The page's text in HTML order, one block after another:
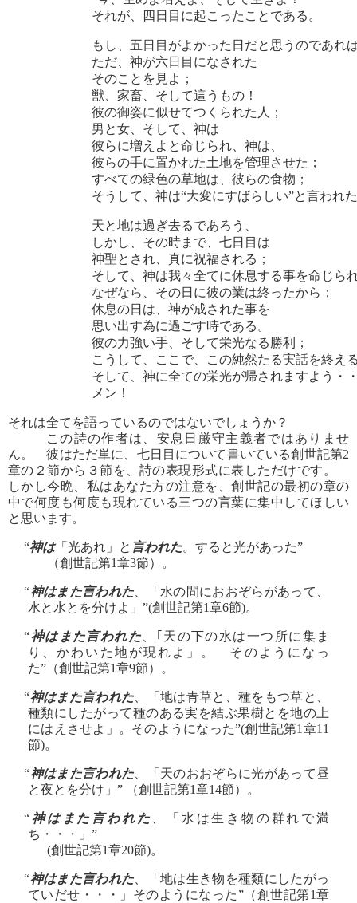
それが、四日目に起こったことである。
もし、五日目がよかった日だと思うのであれ
ただ、神が六日目になされた
そのことを見よ；
獣、家畜、そして這うもの！
彼の御姿に似せてつくられた人；
男と女、そして、神は
彼らに増えよと命じられ、神は、
彼らの手に置かれた土地を管理させた；
すべての緑色の草地は、彼らの食物；
そうして、神は“大変にすばらしい”と言われ
天と地は過ぎ去るであろう、
しかし、その時まで、七日目は
神聖とされ、真に祝福される；
そして、神は我々全てに休息する事を命じら
なぜなら、その日に彼の業は終ったから；
休息の日は、神が成された事を
思い出す為に過ごす時である。
彼の力強い手、そして栄光なる勝利；
こうして、ここで、この純然たる実話を終え
そして、神に全ての栄光が帰されますよう・
メン！
それは全てを語っているのではないでしょうか？
この詩の作者は、安息日厳守主義者ではありませ
ん。 彼はただ単に、七日目について書いている創世記第2
章の２節から３節を、詩の表現形式に表しただけです。
しかし今晩、私はあなた方の注意を、創世記の最初の章の
中で何度も何度も現れている三つの言葉に集中してほしい
と思います。
“神は「光あれ」と 言われた。すると光があった”
（創世記第1章3節）。
“神はまた言われた 、「水の間におおぞらがあって、
水と水とを分けよ」”(創世記第1章6節)。
“神はまた言われた 、｢天の下の水は一つ所に集ま
り、かわいた地が現れよ」。 そのようになっ
た”（創世記第1章9節）。
“神はまた言われた 、「地は青草と、種をもつ草と、
種類にしたがって種のある実を結ぶ果樹とを地の上
にはえさせよ」。そのようになった”(創世記第1章11
節)。
“神はまた言われた 、「天のおおぞらに光があって昼
と夜とを分け」” （創世記第1章14節）。
“神はまた言われた
、「水は生き物の群れで満
ち・・・」”
(創世記第1章20節)。
“神はまた言われた 、「地は生き物を種類にしたがっ
ていだせ・・・」そのようになった”（創世記第1章